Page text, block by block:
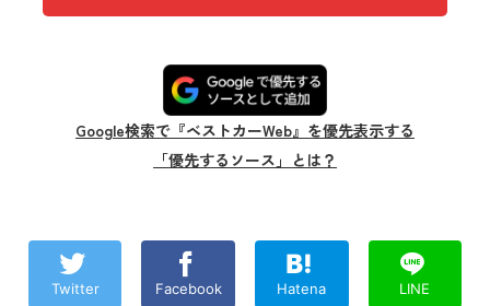
Google検索で『ベストカーWeb』を優先表示する
「優先するソース」とは？
Twitter Facebook Hatena LINE